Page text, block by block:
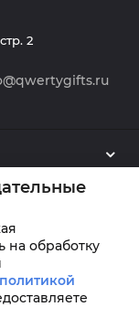
2
на обработку
политикой